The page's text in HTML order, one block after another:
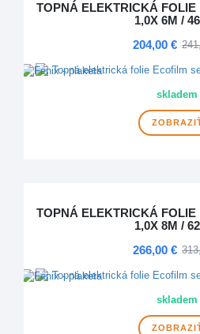
TOPNÁ ELEKTRICKÁ FOLIE
1,0X 6M /
204,00 €
skladem
TOPNÁ ELEKTRICKÁ FOLIE
1,0X 8M /
266,00 €
skladem